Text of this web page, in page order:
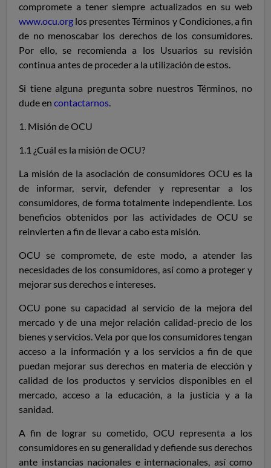
compromete a tener siempre actualizados en su web
www.ocu.org los presentes Términos y Condiciones, a fin
de no menoscabar los derechos de los consumidores.
Por ello, se recomienda a los Usuarios su revisión
continua antes de proceder a la utilización de estos.
Si tiene alguna pregunta sobre nuestros Términos, no
dude en contactarnos.
1. Misión de OCU
1.1 ¿Cuál es la misión de OCU?
La misión de la asociación de consumidores OCU es la
de informar, servir, defender y representar a los
consumidores, de forma totalmente independiente. Los
beneficios obtenidos por las actividades de OCU se
reinvierten a fin de llevar a cabo esta misión.
OCU se compromete, de este modo, a atender las
necesidades de los consumidores, así como a proteger y
mejorar sus derechos e intereses.
OCU pone su capacidad al servicio de la mejora del
mercado y de una mejor relación calidad-precio de los
bienes y servicios.Vela por que los consumidores tengan
acceso a la información y a los servicios a fin de que
puedan mejorar sus derechos en materia de elección y
calidad de los productos y servicios disponibles en el
mercado, acceso a la educación, a la justicia y a la
sanidad.
A fin de lograr su cometido, OCU representa a los
consumidores en su generalidad y defiende sus derechos
ante instancias nacionales e internacionales, así como